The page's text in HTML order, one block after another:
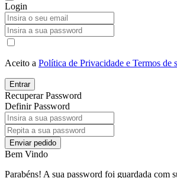
Login
Aceito a Política de Privacidade e Termos de
Entrar
Recuperar Password
Definir Password
Enviar pedido
Bem Vindo
Parabéns! A sua password foi guardada com